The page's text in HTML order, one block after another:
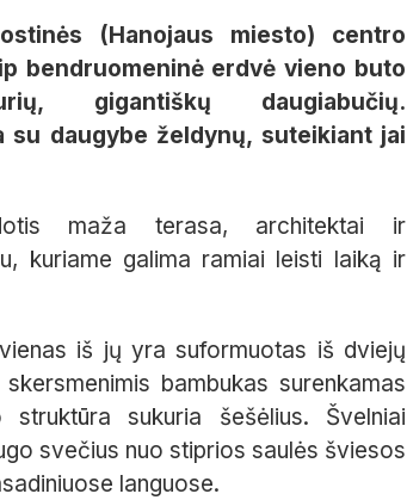
(Hanojaus miesto) centro
bendruomeninė erdvė vieno buto
gigantiškų daugiabučių.
su daugybe želdynų, suteikiant jai
maža terasa, architektai ir
kuriame galima ramiai leisti laiką ir
iš jų yra suformuotas iš dviejų
bambukas surenkamas
struktūra sukuria šešėlius. Švelniai
svečius nuo stiprios saulės šviesos
languose.